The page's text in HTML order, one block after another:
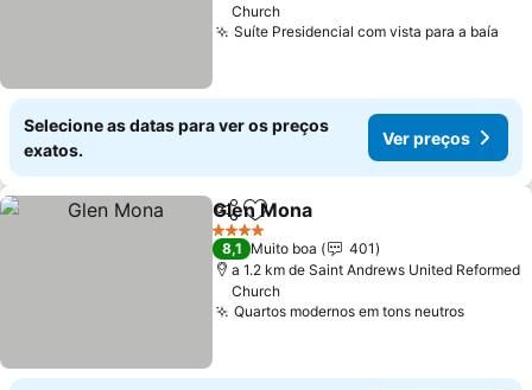
Church
Suíte Presidencial com vista para a baía
Selecione as datas para ver os preços
exatos.
Ver preços
PartilharAdicionar aos favoritos
Glen Mona
4 Estrelas
8,1 Muito boa
401
a 1.2 km de Saint Andrews United Reformed
Church
Quartos modernos em tons neutrosVer